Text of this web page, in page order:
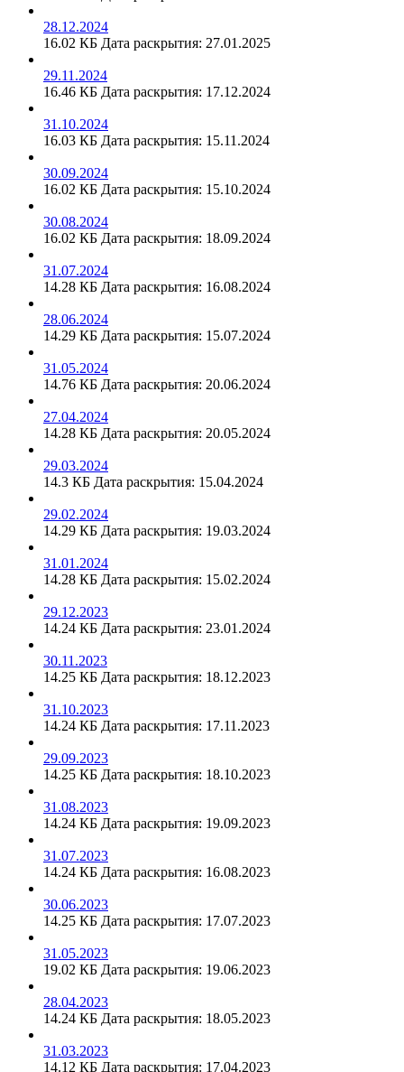
28.12.2024
16.02 КБ Дата раскрытия: 27.01.2025
29.11.2024
16.46 КБ Дата раскрытия: 17.12.2024
31.10.2024
16.03 КБ Дата раскрытия: 15.11.2024
30.09.2024
16.02 КБ Дата раскрытия: 15.10.2024
30.08.2024
16.02 КБ Дата раскрытия: 18.09.2024
31.07.2024
14.28 КБ Дата раскрытия: 16.08.2024
28.06.2024
14.29 КБ Дата раскрытия: 15.07.2024
31.05.2024
14.76 КБ Дата раскрытия: 20.06.2024
27.04.2024
14.28 КБ Дата раскрытия: 20.05.2024
29.03.2024
14.3 КБ Дата раскрытия: 15.04.2024
29.02.2024
14.29 КБ Дата раскрытия: 19.03.2024
31.01.2024
14.28 КБ Дата раскрытия: 15.02.2024
29.12.2023
14.24 КБ Дата раскрытия: 23.01.2024
30.11.2023
14.25 КБ Дата раскрытия: 18.12.2023
31.10.2023
14.24 КБ Дата раскрытия: 17.11.2023
29.09.2023
14.25 КБ Дата раскрытия: 18.10.2023
31.08.2023
14.24 КБ Дата раскрытия: 19.09.2023
31.07.2023
14.24 КБ Дата раскрытия: 16.08.2023
30.06.2023
14.25 КБ Дата раскрытия: 17.07.2023
31.05.2023
19.02 КБ Дата раскрытия: 19.06.2023
28.04.2023
14.24 КБ Дата раскрытия: 18.05.2023
31.03.2023
14.12 КБ Дата раскрытия: 17.04.2023